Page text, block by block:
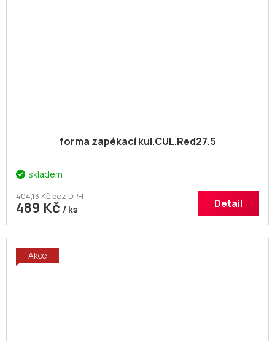
forma zapékací kul.CUL.Red27,5
skladem
404,13 Kč bez DPH
489 Kč / ks Detail
Akce